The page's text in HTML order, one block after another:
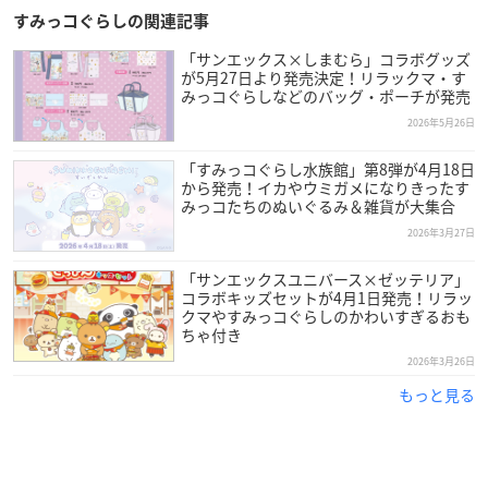
すみっコぐらしの関連記事
「サンエックス×しまむら」コラボグッズ
が5月27日より発売決定！リラックマ・す
みっコぐらしなどのバッグ・ポーチが発売
2026年5月26日
「すみっコぐらし水族館」第8弾が4月18日
から発売！イカやウミガメになりきったす
みっコたちのぬいぐるみ＆雑貨が大集合
2026年3月27日
「サンエックスユニバース×ゼッテリア」
コラボキッズセットが4月1日発売！リラッ
クマやすみっコぐらしのかわいすぎるおも
ちゃ付き
2026年3月26日
もっと見る